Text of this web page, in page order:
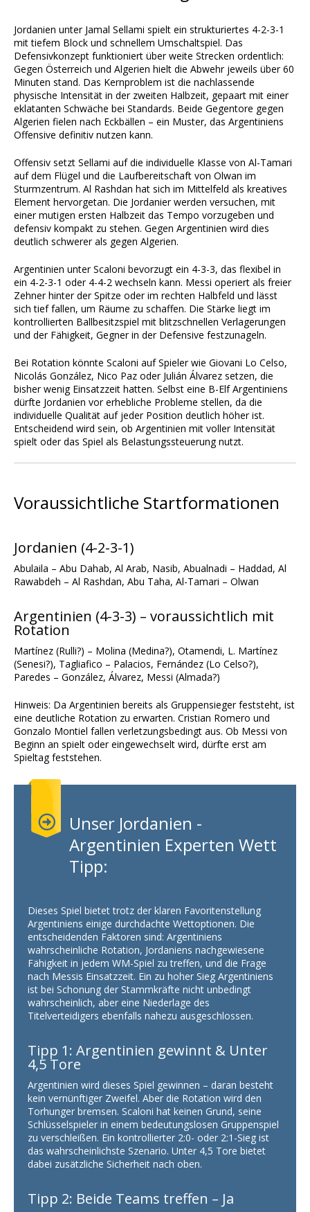
Jordanien unter Jamal Sellami spielt ein strukturiertes 4-2-3-1
mit tiefem Block und schnellem Umschaltspiel. Das
Defensivkonzept funktioniert über weite Strecken ordentlich:
Gegen Österreich und Algerien hielt die Abwehr jeweils über 60
Minuten stand. Das Kernproblem ist die nachlassende
physische Intensität in der zweiten Halbzeit, gepaart mit einer
eklatanten Schwäche bei Standards. Beide Gegentore gegen
Algerien fielen nach Eckbällen – ein Muster, das Argentiniens
Offensive definitiv nutzen kann.
Offensiv setzt Sellami auf die individuelle Klasse von Al-Tamari
auf dem Flügel und die Laufbereitschaft von Olwan im
Sturmzentrum. Al Rashdan hat sich im Mittelfeld als kreatives
Element hervorgetan. Die Jordanier werden versuchen, mit
einer mutigen ersten Halbzeit das Tempo vorzugeben und
defensiv kompakt zu stehen. Gegen Argentinien wird dies
deutlich schwerer als gegen Algerien.
Argentinien unter Scaloni bevorzugt ein 4-3-3, das flexibel in
ein 4-2-3-1 oder 4-4-2 wechseln kann. Messi operiert als freier
Zehner hinter der Spitze oder im rechten Halbfeld und lässt
sich tief fallen, um Räume zu schaffen. Die Stärke liegt im
kontrollierten Ballbesitzspiel mit blitzschnellen Verlagerungen
und der Fähigkeit, Gegner in der Defensive festzunageln.
Bei Rotation könnte Scaloni auf Spieler wie Giovani Lo Celso,
Nicolás González, Nico Paz oder Julián Álvarez setzen, die
bisher wenig Einsatzzeit hatten. Selbst eine B-Elf Argentiniens
dürfte Jordanien vor erhebliche Probleme stellen, da die
individuelle Qualität auf jeder Position deutlich höher ist.
Entscheidend wird sein, ob Argentinien mit voller Intensität
spielt oder das Spiel als Belastungssteuerung nutzt.
Voraussichtliche Startformationen
Jordanien (4-2-3-1)
Abulaila – Abu Dahab, Al Arab, Nasib, Abualnadi – Haddad, Al
Rawabdeh – Al Rashdan, Abu Taha, Al-Tamari – Olwan
Argentinien (4-3-3) – voraussichtlich mit
Rotation
Martínez (Rulli?) – Molina (Medina?), Otamendi, L. Martínez
(Senesi?), Tagliafico – Palacios, Fernández (Lo Celso?),
Paredes – González, Álvarez, Messi (Almada?)
Hinweis: Da Argentinien bereits als Gruppensieger feststeht, ist
eine deutliche Rotation zu erwarten. Cristian Romero und
Gonzalo Montiel fallen verletzungsbedingt aus. Ob Messi von
Beginn an spielt oder eingewechselt wird, dürfte erst am
Spieltag feststehen.
Unser Jordanien -
Argentinien Experten Wett
Tipp:
Dieses Spiel bietet trotz der klaren Favoritenstellung
Argentiniens einige durchdachte Wettoptionen. Die
entscheidenden Faktoren sind: Argentiniens
wahrscheinliche Rotation, Jordaniens nachgewiesene
Fähigkeit in jedem WM-Spiel zu treffen, und die Frage
nach Messis Einsatzzeit. Ein zu hoher Sieg Argentiniens
ist bei Schonung der Stammkräfte nicht unbedingt
wahrscheinlich, aber eine Niederlage des
Titelverteidigers ebenfalls nahezu ausgeschlossen.
Tipp 1: Argentinien gewinnt & Unter
4,5 Tore
Argentinien wird dieses Spiel gewinnen – daran besteht
kein vernünftiger Zweifel. Aber die Rotation wird den
Torhunger bremsen. Scaloni hat keinen Grund, seine
Schlüsselspieler in einem bedeutungslosen Gruppenspiel
zu verschleißen. Ein kontrollierter 2:0- oder 2:1-Sieg ist
das wahrscheinlichste Szenario. Unter 4,5 Tore bietet
dabei zusätzliche Sicherheit nach oben.
Tipp 2: Beide Teams treffen – Ja